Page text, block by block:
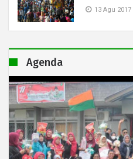
13 Agu 2017
Agenda